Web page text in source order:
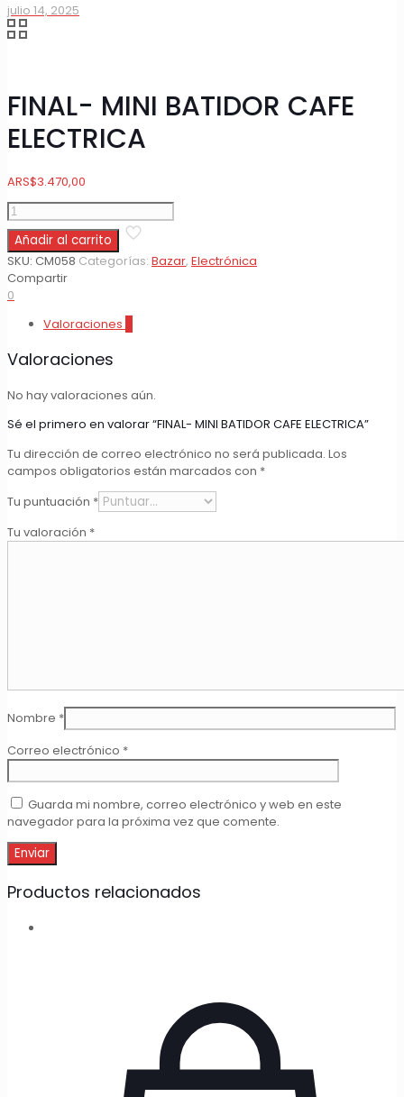
julio 14, 2025
FINAL- MINI BATIDOR CAFE
ELECTRICA
ARS$3.470,00
FINAL-
MINI
BATIDOR
CAFE
ELECTRICA
cantidad
Añadir al carrito
SKU: CM058 Categorías: Bazar, Electrónica
Compartir
0
Valoraciones
Valoraciones
No hay valoraciones aún.
Sé el primero en valorar “FINAL- MINI BATIDOR CAFE ELECTRICA”
Tu dirección de correo electrónico no será publicada. Los
campos obligatorios están marcados con *
Tu puntuación *
Tu valoración *
Nombre *
Correo electrónico *
Guarda mi nombre, correo electrónico y web en este
navegador para la próxima vez que comente.
Productos relacionados